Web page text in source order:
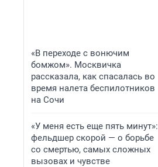
«В переходе с вонючим
бомжом». Москвичка
рассказала, как спасалась во
время налета беспилотников
на Сочи
«У меня есть еще пять минут»:
фельдшер скорой — о борьбе
со смертью, самых сложных
вызовах и чувстве